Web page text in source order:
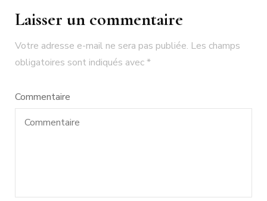
Laisser un commentaire
Votre adresse e-mail ne sera pas publiée. Les champs
obligatoires sont indiqués avec*
Commentaire